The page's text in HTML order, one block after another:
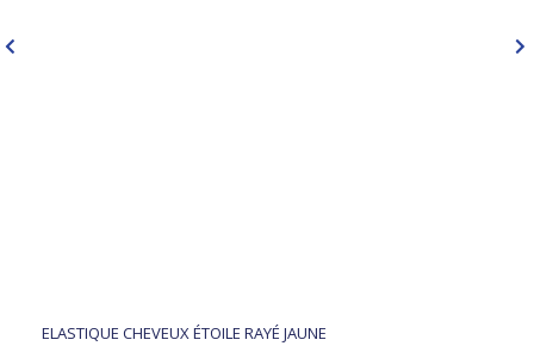
ELASTIQUE CHEVEUX ÉTOILE RAYÉ JAUNE